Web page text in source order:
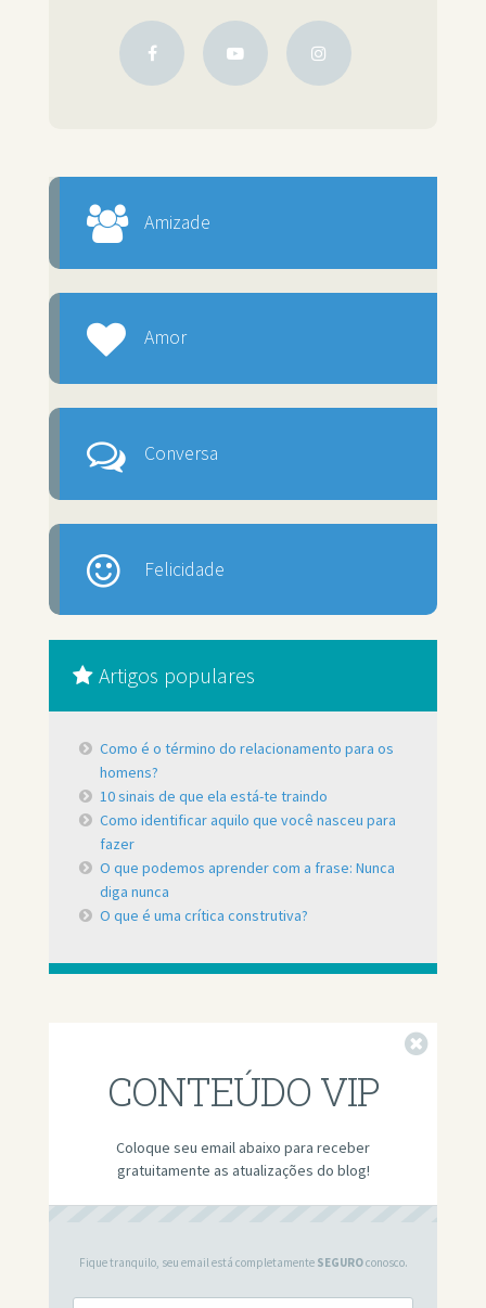
Amizade
Amor
Conversa
Felicidade
Artigos populares
Como é o término do relacionamento para os
homens?
10 sinais de que ela está-te traindo
Como identificar aquilo que você nasceu para
fazer
O que podemos aprender com a frase: Nunca
diga nunca
O que é uma crítica construtiva?
CONTEÚDO VIP
Coloque seu email abaixo para receber
gratuitamente as atualizações do blog!
Fique tranquilo, seu email está completamente SEGUROconosco.